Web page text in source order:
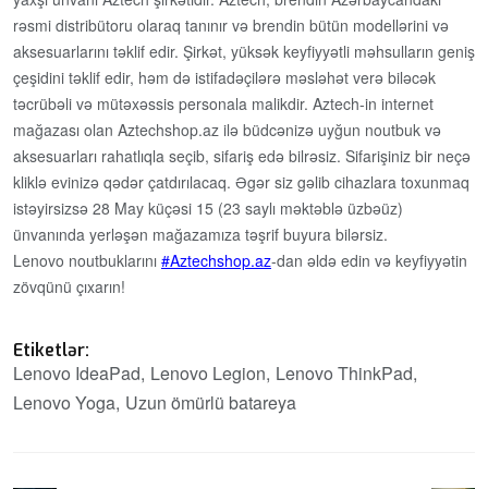
rəsmi distribütoru olaraq tanınır və brendin bütün modellərini və
aksesuarlarını təklif edir. Şirkət, yüksək keyfiyyətli məhsulların geniş
çeşidini təklif edir, həm də istifadəçilərə məsləhət verə biləcək
təcrübəli və mütəxəssis personala malikdir. Aztech-in internet
mağazası olan Aztechshop.az ilə büdcənizə uyğun noutbuk və
aksesuarları rahatlıqla seçib, sifariş edə bilrəsiz. Sifarişiniz bir neçə
kliklə evinizə qədər çatdırılacaq. Əgər siz gəlib cihazlara toxunmaq
istəyirsizsə 28 May küçəsi 15 (23 saylı məktəblə üzbəüz)
ünvanında yerləşən mağazamıza təşrif buyura bilərsiz.
Lenovo noutbuklarını Aztechshop.az-dan əldə edin və keyfiyyətin
zövqünü çıxarın!
Etiketlər:
Lenovo IdeaPad Lenovo Legion Lenovo ThinkPad
Lenovo Yoga Uzun ömürlü batareya